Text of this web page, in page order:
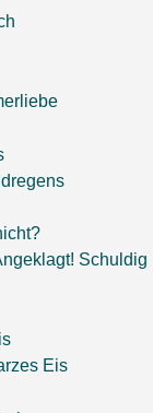
Schuldig
Eis